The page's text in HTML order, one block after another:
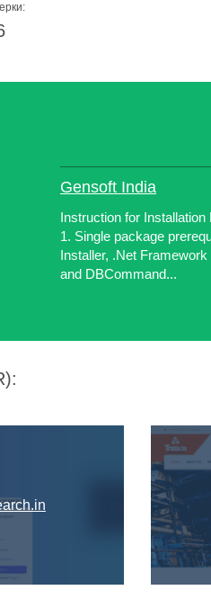
Gensoft India
Instruction for
1. Single package
Installer, .Net
and DBCommand...